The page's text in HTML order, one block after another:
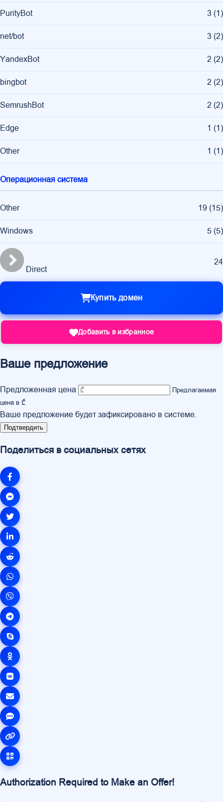
PurityBot 3 (1)
net/bot 3 (2)
YandexBot 2 (2)
bingbot 2 (2)
SemrushBot 2 (2)
Edge 1 (1)
Other 1 (1)
Операционная система
Other 19 (15)
Windows 5 (5)
Direct
24
Купить домен
Добавить в избранное
Ваше предложение
Предложенная цена
Предлагаемая
цена в ₾
Ваше предложение будет зафиксировано в системе.
Подтвердить
Поделиться в социальных сетях
Authorization Required to Make an Offer!